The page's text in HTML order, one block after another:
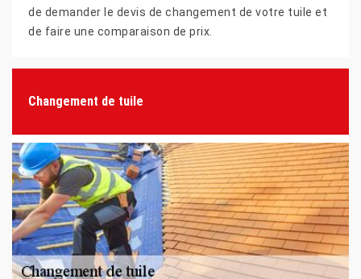
de demander le devis de changement de votre tuile et
de faire une comparaison de prix.
Changement de tuile